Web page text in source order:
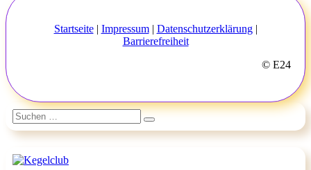
Startseite| Impressum| Datenschutzerklärung|
Barrierefreiheit
© E24
Suchen
nach:
Suchen